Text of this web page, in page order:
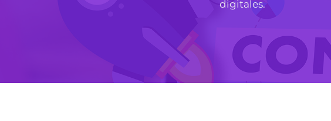
digitales.